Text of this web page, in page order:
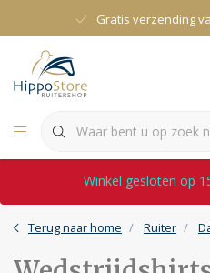
Gratis verzending
Winkel gesloten op
Terug naar home Ruiter